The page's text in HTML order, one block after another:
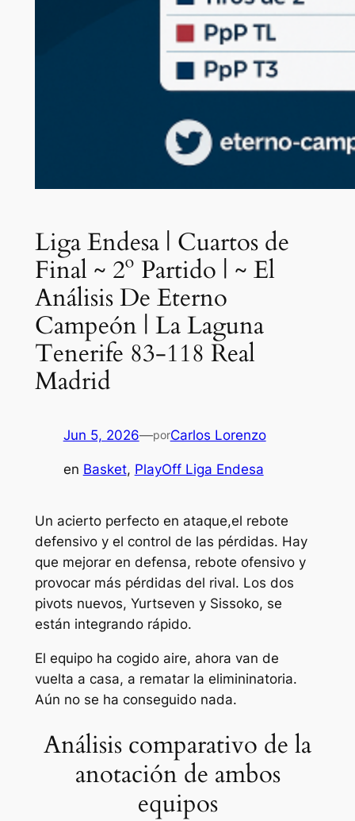
Liga Endesa | Cuartos de
Final ~ 2º Partido | ~ El
Análisis De Eterno
Campeón | La Laguna
Tenerife 83-118 Real
Madrid
Jun 5, 2026—porCarlos Lorenzo
en Basket, PlayOff Liga Endesa
Un acierto perfecto en ataque,el rebote
defensivo y el control de las pérdidas. Hay
que mejorar en defensa, rebote ofensivo y
provocar más pérdidas del rival. Los dos
pivots nuevos, Yurtseven y Sissoko, se
están integrando rápido.
El equipo ha cogido aire, ahora van de
vuelta a casa, a rematar la elimininatoria.
Aún no se ha conseguido nada.
Análisis comparativo de la
anotación de ambos
equipos